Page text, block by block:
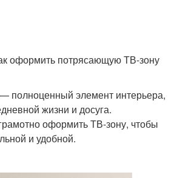
оформить потрясающую ТВ-зону
полноценный элемент интерьера,
жизни и досуга.
оформить ТВ-зону, чтобы
и удобной.